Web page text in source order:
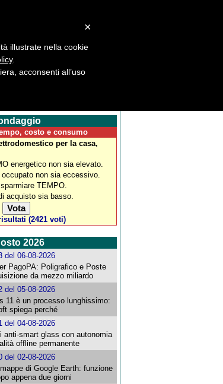
News
costo e consumo
per la casa,
energetico non sia elevato.
non sia eccessivo.
TEMPO.
acquisto sia basso.
(2421 voti)
2026
del 06-08-2026
PagoPA: Poligrafico e Poste
da mezzo miliardo
del 05-08-2026
11 è un processo lunghissimo:
spiega perché
del 04-08-2026
anti-smart glass con autonomia
offline permanente
del 02-08-2026
di Google Earth: funzione
appena due giorni
×
illustrate nella cookie
.
acconsenti all’uso